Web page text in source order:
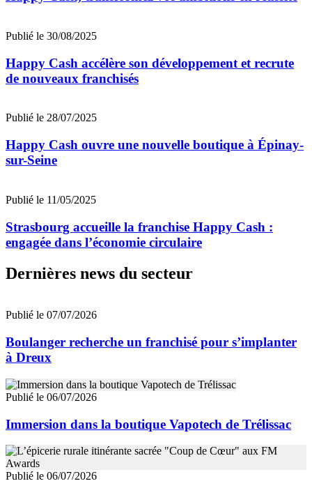
Publié le 30/08/2025
Happy Cash accélère son développement et recrute
de nouveaux franchisés
Publié le 28/07/2025
Happy Cash ouvre une nouvelle boutique à Épinay-
sur-Seine
Publié le 11/05/2025
Strasbourg accueille la franchise Happy Cash :
engagée dans l’économie circulaire
Dernières news du secteur
Publié le 07/07/2026
Boulanger recherche un franchisé pour s’implanter
à Dreux
Publié le 06/07/2026
Immersion dans la boutique Vapotech de Trélissac
Publié le 06/07/2026